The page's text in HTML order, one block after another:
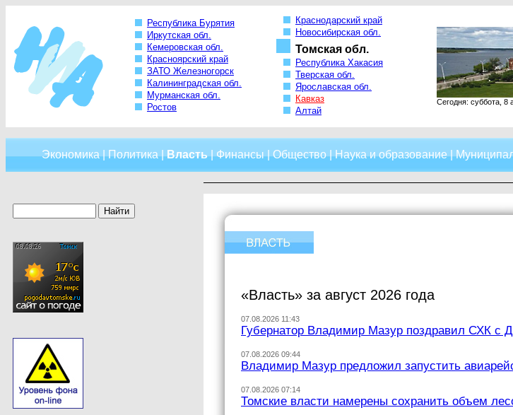
Республика Бурятия
Иркутская обл.
Кемеровская обл.
Красноярский край
ЗАТО Железногорск
Калининградская обл.
Мурманская обл.
Ростов
Краснодарский край
Новосибирская обл.
Томская обл.
Республика Хакасия
Тверская обл.
Ярославская обл.
Кавказ
Алтай
Сегодня: суббота, 8
Экономика|Политика|Власть|Финансы|Общество|Наука и образование|
«Власть» за август 2026 года
07.08.2026 11:43
Губернатор Владимир Мазур поздравил СХК с
07.08.2026 09:44
Владимир Мазур предложил запустить
07.08.2026 07:14
Томские власти намерены сохранить объем